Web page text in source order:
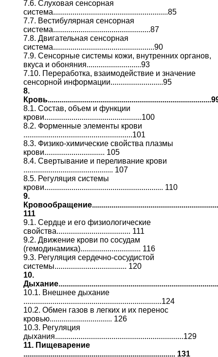
7.6. Слуховая сенсорная
система...........................................................85
7.7. Вестибулярная сенсорная
система..................................................87
7.8. Двигательная сенсорная
система....................................................90
7.9. Сенсорные системы кожи, внутренних органов,
вкуса и обоняния............................93
7.10. Переработка, взаимодействие и значение
сенсорной информации...........................95
8.
8.1. Состав, объем и функции
крови..................................................100
8.2. Форменные элементы крови
........................................................101
8.3. Физико-химические свойства плазмы
крови............................... 105
8.4. Свертывание и переливание крови
.............................................. 107
8.5. Регуляция системы
крови............................................................. 110
9.
111
9.1. Сердце и его физиологические
свойства...................................... 111
9.2. Движение крови по сосудам
(гемодинамика)............................... 116
9.3. Регуляция сердечно-сосудистой
системы..................................... 120
10.
10.1. Внешнее дыхание
.......................................................................124
10.2. Обмен газов в легких и их перенос
кровью................................ 126
10.3. Регуляция
дыхания..................................................................129
11. Пищеварение
.............................................................................. 131